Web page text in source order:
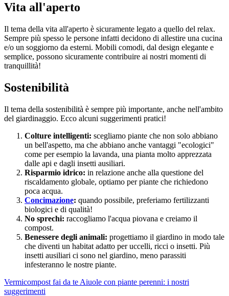
Vita all'aperto
Il tema della vita all'aperto è sicuramente legato a quello del relax.
Sempre più spesso le persone infatti decidono di allestire una cucina
e/o un soggiorno da esterni. Mobili comodi, dal design elegante e
semplice, possono sicuramente contribuire ai nostri momenti di
tranquillità!
Sostenibilità
Il tema della sostenibilità è sempre più importante, anche nell'ambito
del giardinaggio. Ecco alcuni suggerimenti pratici!
Colture intelligenti: scegliamo piante che non solo abbiano
un bell'aspetto, ma che abbiano anche vantaggi "ecologici"
come per esempio la lavanda, una pianta molto apprezzata
dalle api e dagli insetti ausiliari.
Risparmio idrico: in relazione anche alla questione del
riscaldamento globale, optiamo per piante che richiedono
poca acqua.
Concimazione: quando possibile, preferiamo fertilizzanti
biologici e di qualità!
No sprechi: raccogliamo l'acqua piovana e creiamo il
compost.
Benessere degli animali: progettiamo il giardino in modo tale
che diventi un habitat adatto per uccelli, ricci o insetti. Più
insetti ausiliari ci sono nel giardino, meno parassiti
infesteranno le nostre piante.
Vermicompost fai da te Aiuole con piante perenni: i nostri
suggerimenti